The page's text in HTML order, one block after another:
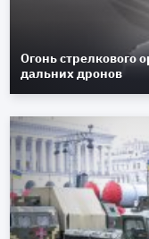
Огонь стрелкового
дальних дронов